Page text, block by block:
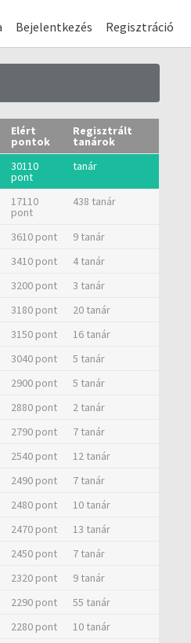
Bejelentkezés Regisztráció
Elért
pontok
Regisztrált
tanárok
30110
pont
tanár
17110
pont
438 tanár
3610 pont
9 tanár
3410 pont
4 tanár
3200 pont
3 tanár
3180 pont
20 tanár
3150 pont
16 tanár
3040 pont
5 tanár
2900 pont
5 tanár
2880 pont
2 tanár
2790 pont
7 tanár
2540 pont
12 tanár
2490 pont
7 tanár
2480 pont
10 tanár
2470 pont
13 tanár
2450 pont
7 tanár
2320 pont
9 tanár
2290 pont
55 tanár
2280 pont
10 tanár